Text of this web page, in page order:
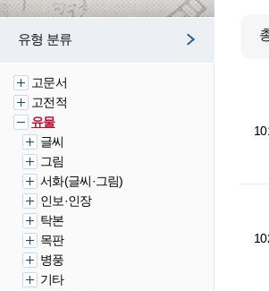
유형 분류
고문서
고전적
유물
글씨
그림
서화(글씨·그림)
인보·인장
탁본
목판
병풍
기타